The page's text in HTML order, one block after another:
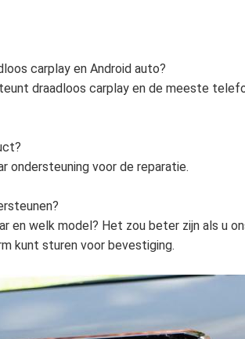
carplay en Android auto?
draadloos carplay en de meeste
ondersteuning voor de reparatie.
en welk model? Het zou beter zijn als u
kunt sturen voor bevestiging.